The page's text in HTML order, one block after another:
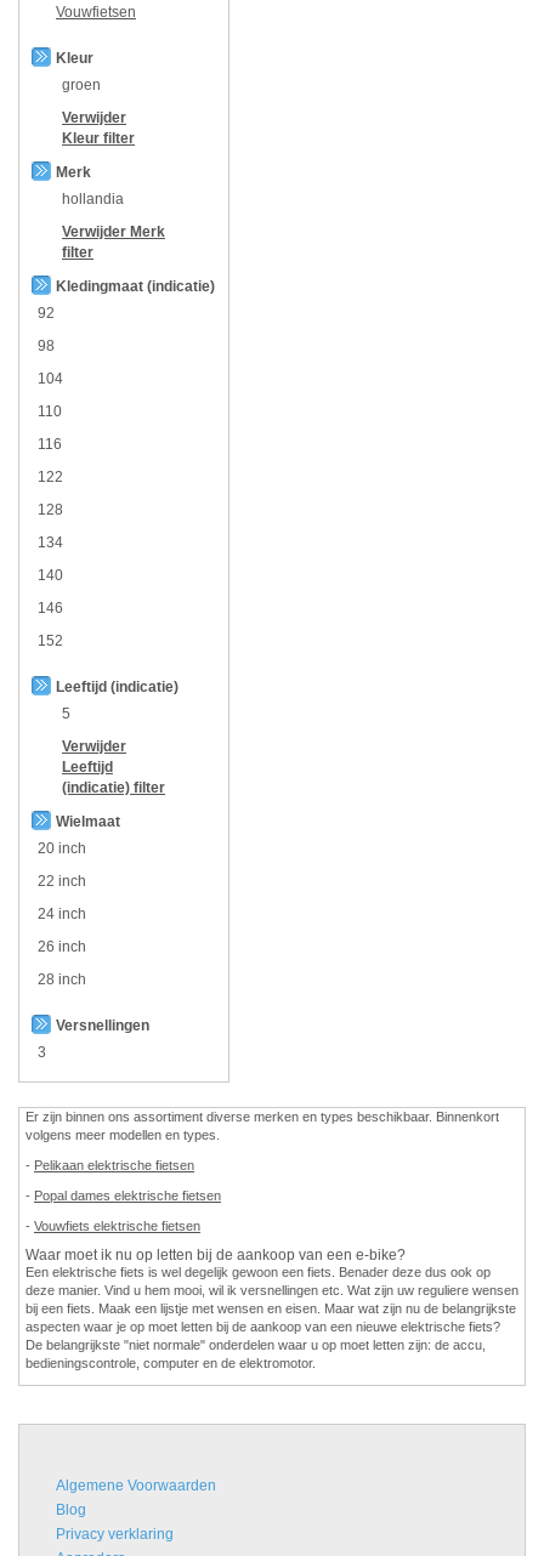
Vouwfietsen
Kleur
groen
Verwijder
Kleur filter
Merk
hollandia
Verwijder Merk
filter
Kledingmaat (indicatie)
92
98
104
110
116
122
128
134
140
146
152
Leeftijd (indicatie)
5
Verwijder
Leeftijd
(indicatie) filter
Wielmaat
20 inch
22 inch
24 inch
26 inch
28 inch
Versnellingen
3
Er zijn binnen ons assortiment diverse merken en types beschikbaar. Binnenkort
volgens meer modellen en types.
- Pelikaan elektrische fietsen
- Popal dames elektrische fietsen
- Vouwfiets elektrische fietsen
Waar moet ik nu op letten bij de aankoop van een e-bike?
Een elektrische fiets is wel degelijk gewoon een fiets. Benader deze dus ook op
deze manier. Vind u hem mooi, wil ik versnellingen etc. Wat zijn uw reguliere wensen
bij een fiets. Maak een lijstje met wensen en eisen. Maar wat zijn nu de belangrijkste
aspecten waar je op moet letten bij de aankoop van een nieuwe elektrische fiets?
De belangrijkste "niet normale" onderdelen waar u op moet letten zijn: de accu,
bedieningscontrole, computer en de elektromotor.
Algemene Voorwaarden
Blog
Privacy verklaring